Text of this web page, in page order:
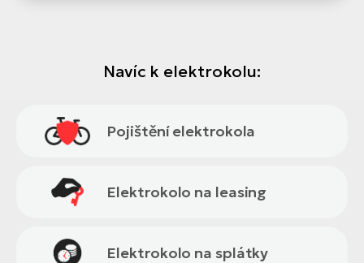
Navíc k elektrokolu:
Pojištění elektrokola
Elektrokolo na leasing
Elektrokolo na splátky